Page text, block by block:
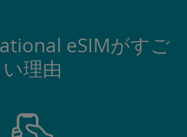
eSIMがすご
い理由